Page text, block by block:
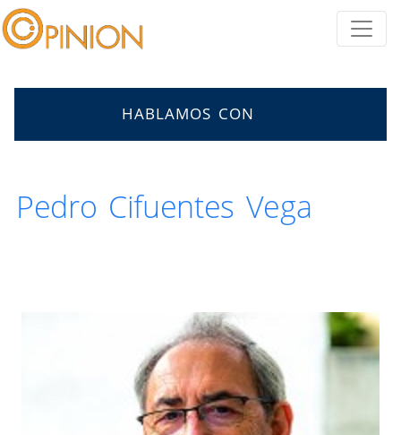
HABLAMOS CON
Pedro Cifuentes Vega